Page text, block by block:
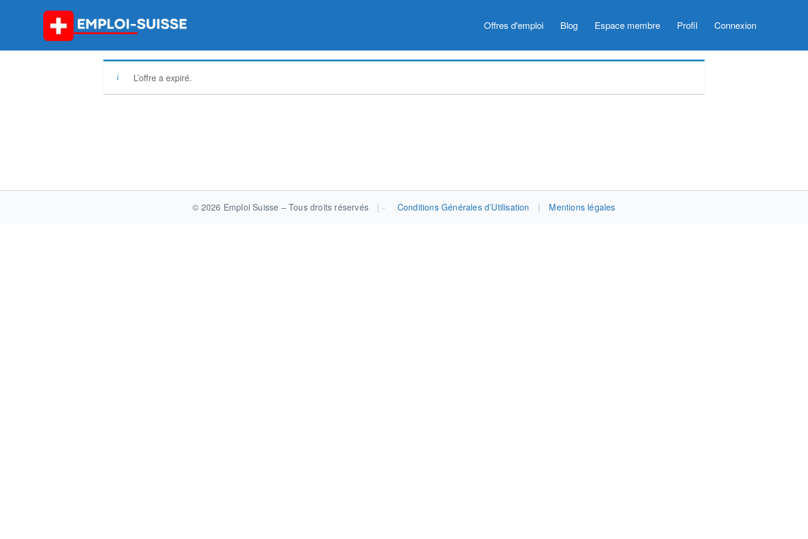
Offres d'emploi Blog Espace membre Profil Connexion
L’offre a expiré.
navigation
© 2026 Emploi Suisse – Tous droits réservés | Conditions Générales d’Utilisation | Mentions légales